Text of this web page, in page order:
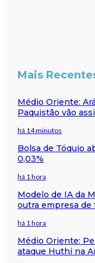
Mais
Médio Oriente:
Paquistão vão
há 14 minutos
Bolsa de Tóquio
0,03%
há 1 hora
Modelo de IA da
outra empresa de
há 1 hora
Médio Oriente:
ataque Huthi na